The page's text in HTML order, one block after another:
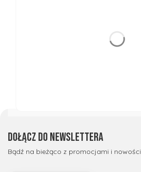
Dołącz do newslettera
Bądź na bieżąco z promocjami i